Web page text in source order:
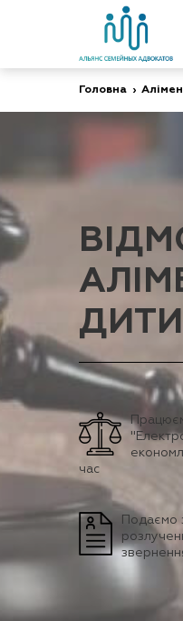
Головна ›
час
Подаємо